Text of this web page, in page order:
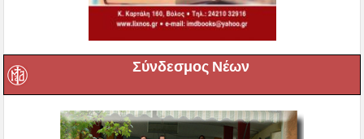
Σύνδεσμος Νέων